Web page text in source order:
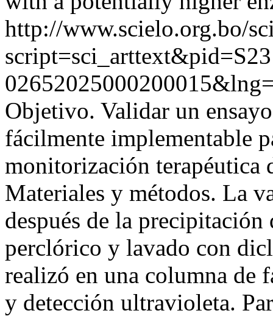
http://www.scielo.org.bo/
Objetivo. Validar un
fácilmente implementable
monitorización terapéutica
Materiales y métodos. La
después de la
perclórico y lavado con
realizó en una columna de
y detección ultravioleta.